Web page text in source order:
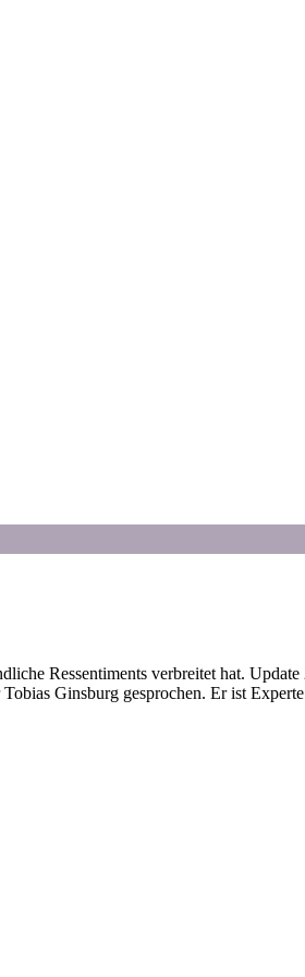
Ressentiments verbreitet hat.
Ginsburg gesprochen. Er ist